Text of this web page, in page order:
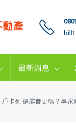
最新消息
戶卡死 還能都更嗎？專家